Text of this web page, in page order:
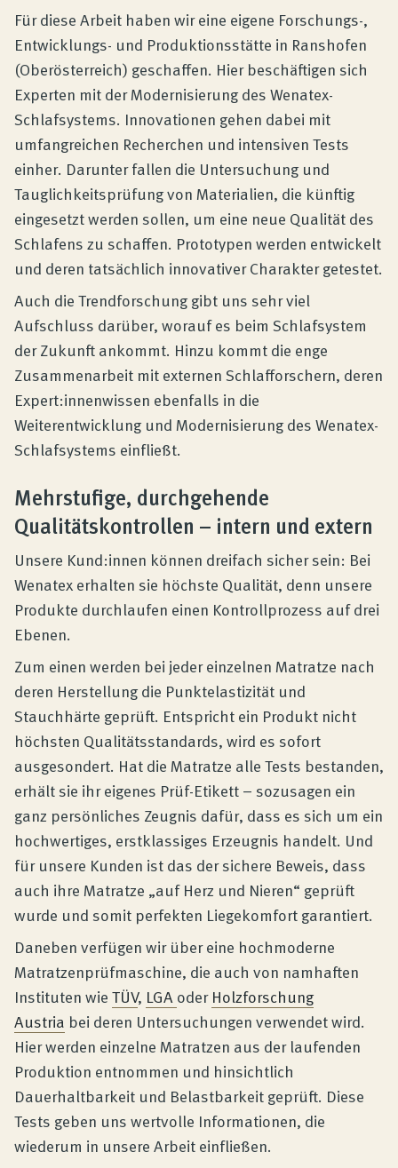
Für diese Arbeit haben wir eine eigene Forschungs-,
Entwicklungs- und Produktionsstätte in Ranshofen
(Oberösterreich) geschaffen. Hier beschäftigen sich
Experten mit der Modernisierung des Wenatex-
Schlafsystems. Innovationen gehen dabei mit
umfangreichen Recherchen und intensiven Tests
einher. Darunter fallen die Untersuchung und
Tauglichkeitsprüfung von Materialien, die künftig
eingesetzt werden sollen, um eine neue Qualität des
Schlafens zu schaffen. Prototypen werden entwickelt
und deren tatsächlich innovativer Charakter getestet.
Auch die Trendforschung gibt uns sehr viel
Aufschluss darüber, worauf es beim Schlafsystem
der Zukunft ankommt. Hinzu kommt die enge
Zusammenarbeit mit externen Schlafforschern, deren
Expert:innenwissen ebenfalls in die
Weiterentwicklung und Modernisierung des Wenatex-
Schlafsystems einfließt.
Mehrstufige, durchgehende
Qualitätskontrollen – intern und extern
Unsere Kund:innen können dreifach sicher sein: Bei
Wenatex erhalten sie höchste Qualität, denn unsere
Produkte durchlaufen einen Kontrollprozess auf drei
Ebenen.
Zum einen werden bei jeder einzelnen Matratze nach
deren Herstellung die Punktelastizität und
Stauchhärte geprüft. Entspricht ein Produkt nicht
höchsten Qualitätsstandards, wird es sofort
ausgesondert. Hat die Matratze alle Tests bestanden,
erhält sie ihr eigenes Prüf-Etikett – sozusagen ein
ganz persönliches Zeugnis dafür, dass es sich um ein
hochwertiges, erstklassiges Erzeugnis handelt. Und
für unsere Kunden ist das der sichere Beweis, dass
auch ihre Matratze „auf Herz und Nieren“ geprüft
wurde und somit perfekten Liegekomfort garantiert.
Daneben verfügen wir über eine hochmoderne
Matratzenprüfmaschine, die auch von namhaften
Instituten wieTÜV, LGAoderHolzforschung
Austria bei deren Untersuchungen verwendet wird.
Hier werden einzelne Matratzen aus der laufenden
Produktion entnommen und hinsichtlich
Dauerhaltbarkeit und Belastbarkeit geprüft. Diese
Tests geben uns wertvolle Informationen, die
wiederum in unsere Arbeit einfließen.